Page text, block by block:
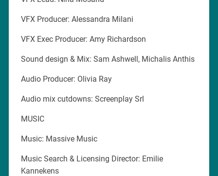
VFX Producer: Alessandra Milani
VFX Exec Producer: Amy Richardson
Sound design & Mix: Sam Ashwell, Michalis Anthis
Audio Producer: Olivia Ray
Audio mix cutdowns: Screenplay Srl
MUSIC
Music: Massive Music
Music Search & Licensing Director: Emilie
Kannekens